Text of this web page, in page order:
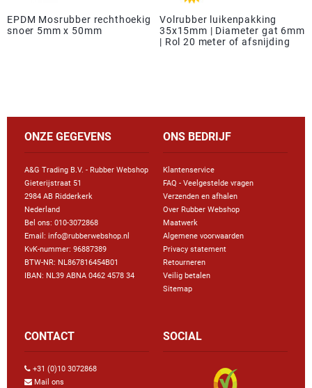
EPDM Mosrubber rechthoekig
snoer 5mm x 50mm
Volrubber luikenpakking
35x15mm | Diameter gat 6mm
| Rol 20 meter of afsnijding
ONZE GEGEVENS
A&G Trading B.V. - Rubber Webshop
Gieterijstraat 51
2984 AB Ridderkerk
Nederland
Bel ons: 010-3072868
Email: info@rubberwebshop.nl
KvK-nummer: 96887389
BTW-NR: NL867816454B01
IBAN: NL39 ABNA 0462 4578 34
ONS BEDRIJF
Klantenservice
FAQ - Veelgestelde vragen
Verzenden en afhalen
Over Rubber Webshop
Maatwerk
Algemene voorwaarden
Privacy statement
Retourneren
Veilig betalen
Sitemap
CONTACT
+31 (0)10 3072868
Mail ons
SOCIAL